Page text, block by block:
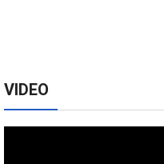
VIDEO